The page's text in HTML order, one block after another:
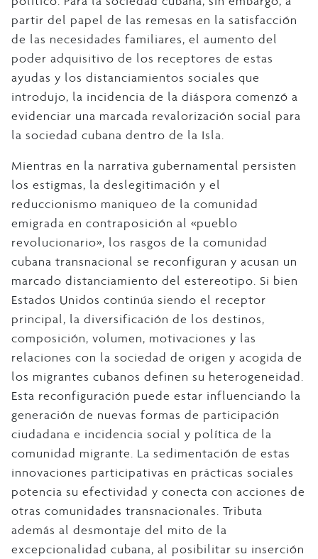
partir del papel de las remesas en la satisfacción
de las necesidades familiares, el aumento del
poder adquisitivo de los receptores de estas
ayudas y los distanciamientos sociales que
introdujo, la incidencia de la diáspora comenzó a
evidenciar una marcada revalorización social para
la sociedad cubana dentro de la Isla.
Mientras en la narrativa gubernamental persisten
los estigmas, la deslegitimación y el
reduccionismo maniqueo de la comunidad
emigrada en contraposición al «pueblo
revolucionario», los rasgos de la comunidad
cubana transnacional se reconfiguran y acusan un
marcado distanciamiento del estereotipo. Si bien
Estados Unidos continúa siendo el receptor
principal, la diversificación de los destinos,
composición, volumen, motivaciones y las
relaciones con la sociedad de origen y acogida de
los migrantes cubanos definen su heterogeneidad.
Esta reconfiguración puede estar influenciando la
generación de nuevas formas de participación
ciudadana e incidencia social y política de la
comunidad migrante. La sedimentación de estas
innovaciones participativas en prácticas sociales
potencia su efectividad y conecta con acciones de
otras comunidades transnacionales. Tributa
además al desmontaje del mito de la
excepcionalidad cubana, al posibilitar su inserción